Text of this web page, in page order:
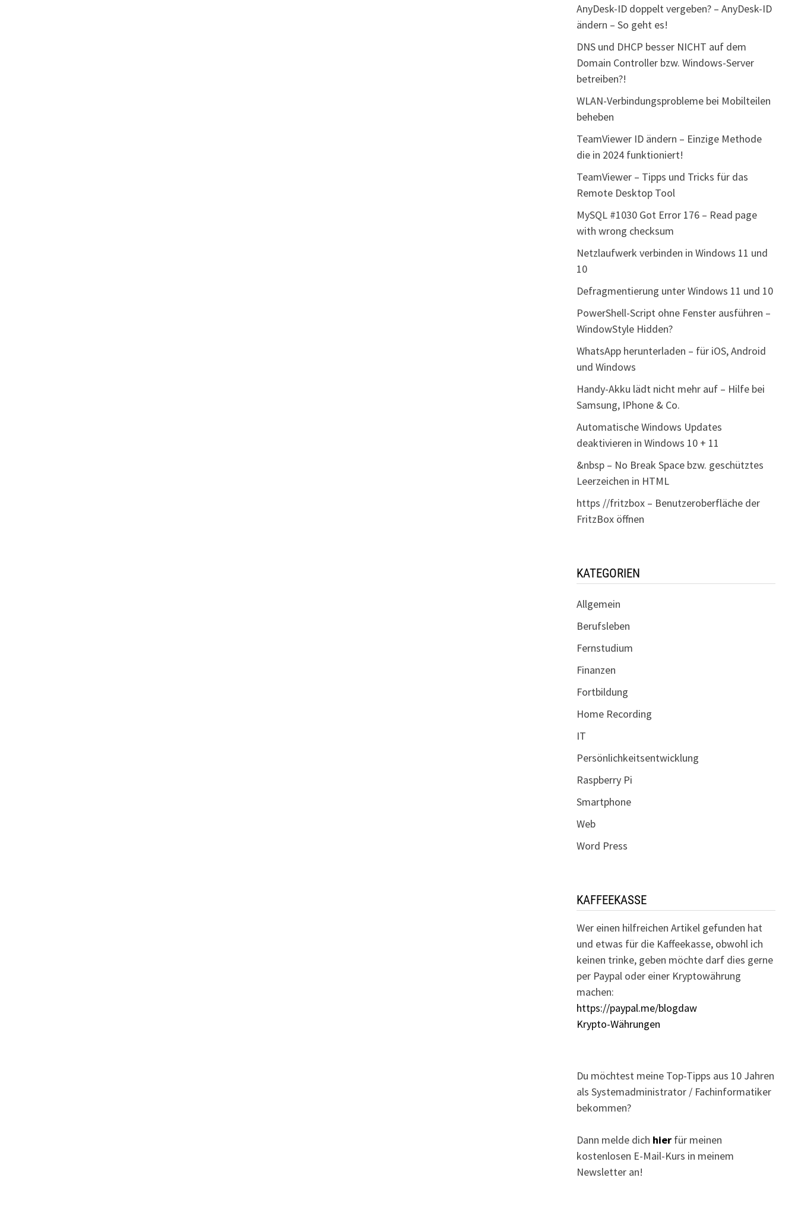
AnyDesk-ID doppelt vergeben? – AnyDesk-ID
ändern – So geht es!
DNS und DHCP besser NICHT auf dem
Domain Controller bzw. Windows-Server
betreiben?!
WLAN-Verbindungsprobleme bei Mobilteilen
beheben
TeamViewer ID ändern – Einzige Methode
die in 2024 funktioniert!
TeamViewer – Tipps und Tricks für das
Remote Desktop Tool
MySQL #1030 Got Error 176 – Read page
with wrong checksum
Netzlaufwerk verbinden in Windows 11 und
10
Defragmentierung unter Windows 11 und 10
PowerShell-Script ohne Fenster ausführen –
WindowStyle Hidden?
WhatsApp herunterladen – für iOS, Android
und Windows
Handy-Akku lädt nicht mehr auf – Hilfe bei
Samsung, IPhone & Co.
Automatische Windows Updates
deaktivieren in Windows 10 + 11
&nbsp – No Break Space bzw. geschütztes
Leerzeichen in HTML
https //fritzbox – Benutzeroberfläche der
FritzBox öffnen
KATEGORIEN
Allgemein
Berufsleben
Fernstudium
Finanzen
Fortbildung
Home Recording
IT
Persönlichkeitsentwicklung
Raspberry Pi
Smartphone
Web
Word Press
KAFFEEKASSE
Wer einen hilfreichen Artikel gefunden hat
und etwas für die Kaffeekasse, obwohl ich
keinen trinke, geben möchte darf dies gerne
per Paypal oder einer Kryptowährung
machen:
https://paypal.me/blogdaw
Krypto-Währungen
Du möchtest meine Top-Tipps aus 10 Jahren
als Systemadministrator / Fachinformatiker
bekommen?
Dann melde dich hierfür meinen
kostenlosen E-Mail-Kurs in meinem
Newsletter an!